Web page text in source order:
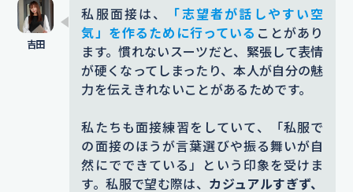
私服面接は、
「志望者が話しやすい空
気」を作るために行っている ことがあり
ます。慣れないスーツだと、緊張して表情
が硬くなってしまったり、本人が自分の魅
力を伝えきれないことがあるためです。
私たちも面接練習をしていて、「私服で
の面接のほうが言葉選びや振る舞いが自
然にでできている」という印象を受けま
す。私服で望む際は、 カジュアルすぎず、